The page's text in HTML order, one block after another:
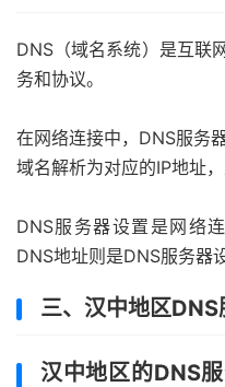
DNS（域名系统）是互联
务和协议。
在网络连接中，DNS服务
域名解析为对应的IP地址
DNS服务器设置是网络
DNS地址则是DNS服务器
三、汉中地区
汉中地区的DNS